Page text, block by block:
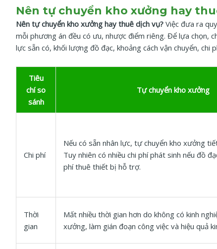
Nên tự chuyển kho xưởng hay
Nên tự chuyển kho xưởng hay thuê dịch vụ? Việc đưa ra
mỗi phương án đều có ưu, nhược điểm riêng. Để lựa chọn,
lực sẵn có, khối lượng đồ đạc, khoảng cách vận chuyển, chi
Tiêu
chí so
sánh
Tự chuyển kho xưởng
Chi phí
Nếu có sẵn nhân lực, tự chuyển kho xưởng
Tuy nhiên có nhiều chi phí phát sinh nếu đồ
phí thuê thiết bị hỗ trợ.
Thời
gian
Mất nhiều thời gian hơn do không có kinh
xưởng, làm gián đoạn công việc và hiệu quả